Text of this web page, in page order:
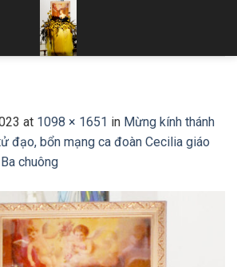
at 1098 × 1651 in Mừng kính thánh
đạo, bổn mạng ca đoàn Cecilia giáo
chuông